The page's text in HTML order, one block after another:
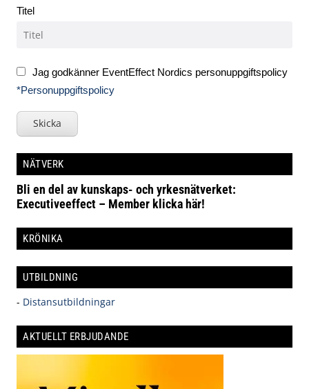
Titel
Jag godkänner EventEffect Nordics personuppgiftspolicy
*Personuppgiftspolicy
Skicka
NÄTVERK
Bli en del av kunskaps- och yrkesnätverket:
Executiveeffect – Member klicka här!
KRÖNIKA
UTBILDNING
- Distansutbildningar
AKTUELLT ERBJUDANDE